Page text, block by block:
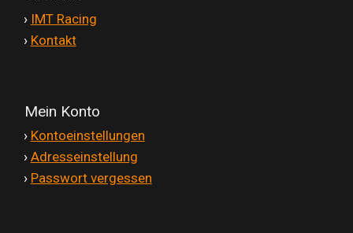
› IMT Racing
› Kontakt
Mein Konto
› Kontoeinstellungen
› Adresseinstellung
› Passwort vergessen